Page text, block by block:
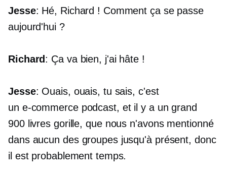
Jesse: Hé, Richard ! Comment ça se passe
aujourd'hui ?
Richard: Ça va bien, j'ai hâte !
Jesse: Ouais, ouais, tu sais, c'est
un e-commercepodcast, et il y a un grand
900 livres gorille, que nous n'avons mentionné
dans aucun des groupes jusqu'à présent, donc
il est probablement temps.